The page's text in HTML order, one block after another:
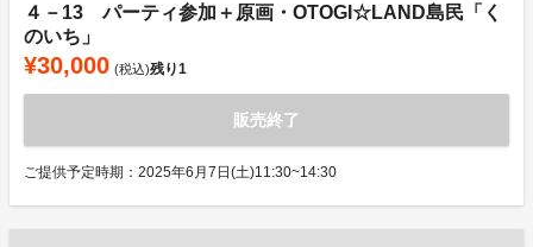
４－13 パーティ参加＋原画・OTOGI☆LAND島民「く
のいち」
¥30,000 (税込)残り1
販売終了
ご提供予定時期：2025年6月7日(土)11:30~14:30